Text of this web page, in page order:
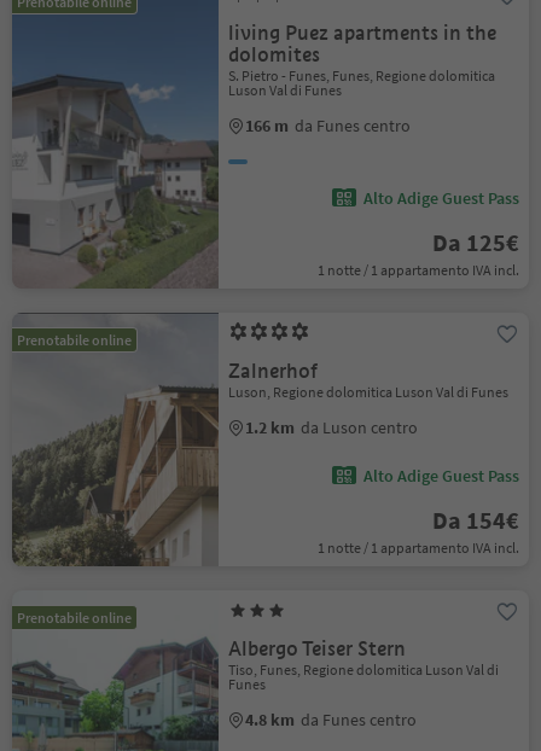
living Puez apartments in the
dolomites
S. Pietro - Funes, Funes, Regione dolomitica
Luson Val di Funes
166 m da Funes centro
Alto Adige Guest Pass
Da 125€
1 notte / 1 appartamento IVA incl.
Prenotabile online
Zalnerhof
Luson, Regione dolomitica Luson Val di Funes
1.2 km da Luson centro
Alto Adige Guest Pass
Da 154€
1 notte / 1 appartamento IVA incl.
Prenotabile online
Albergo Teiser Stern
Tiso, Funes, Regione dolomitica Luson Val di
Funes
4.8 km da Funes centro